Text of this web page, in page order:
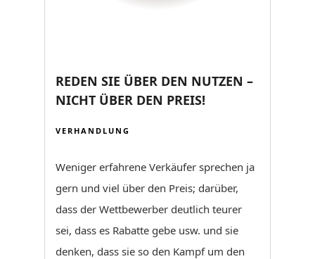
REDEN SIE ÜBER DEN NUTZEN –
NICHT ÜBER DEN PREIS!
VERHANDLUNG
Weniger erfahrene Verkäufer sprechen ja
gern und viel über den Preis; darüber,
dass der Wettbewerber deutlich teurer
sei, dass es Rabatte gebe usw. und sie
denken, dass sie so den Kampf um den